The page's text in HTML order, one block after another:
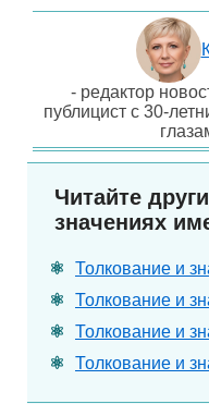
- редактор
публицист с 30-
Читайте
значениях
Толкование и
Толкование и
Толкование и
Толкование и